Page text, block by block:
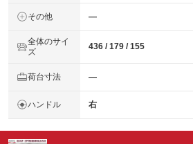
その他 ―
全体のサイ
ズ
436 / 179 / 155
荷台寸法 ―
ハンドル 右